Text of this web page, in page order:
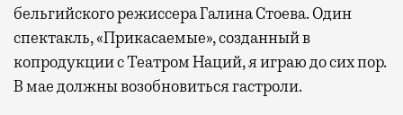
бельгийского режиссера Галина Стоева. Один
спектакль, «Прикасаемые», созданный в
копродукции с Театром Наций, я играю до сих пор.
В мае должны возобновиться гастроли.